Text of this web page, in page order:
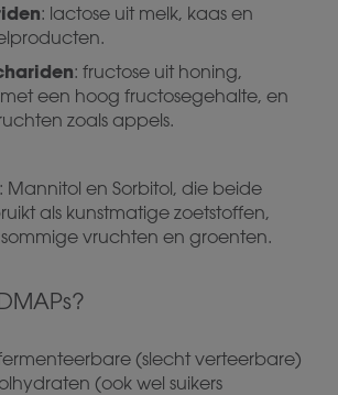
: lactose uit melk, kaas en
: fructose uit honing,
een hoog fructosegehalte, en
zoals appels.
: Mannitol en Sorbitol, die beide
als kunstmatige zoetstoffen,
vruchten en groenten.
fermenteerbare (slecht verteerbare)
(ook wel suikers